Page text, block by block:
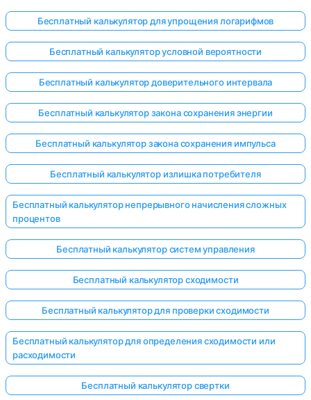
Бесплатный калькулятор для упрощения логарифмов
Бесплатный калькулятор условной вероятности
Бесплатный калькулятор доверительного интервала
Бесплатный калькулятор закона сохранения энергии
Бесплатный калькулятор закона сохранения импульса
Бесплатный калькулятор излишка потребителя
Бесплатный калькулятор непрерывного начисления сложных
процентов
Бесплатный калькулятор систем управления
Бесплатный калькулятор сходимости
Бесплатный калькулятор для проверки сходимости
Бесплатный калькулятор для определения сходимости или
расходимости
Бесплатный калькулятор свертки